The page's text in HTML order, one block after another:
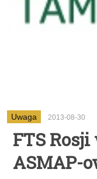
Uwaga 2013-08-30
FTS
ASMAP-